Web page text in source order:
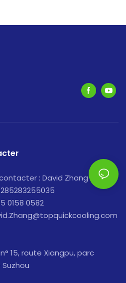
: David Zhang
0158 0582
15, route Xiangpu, parc